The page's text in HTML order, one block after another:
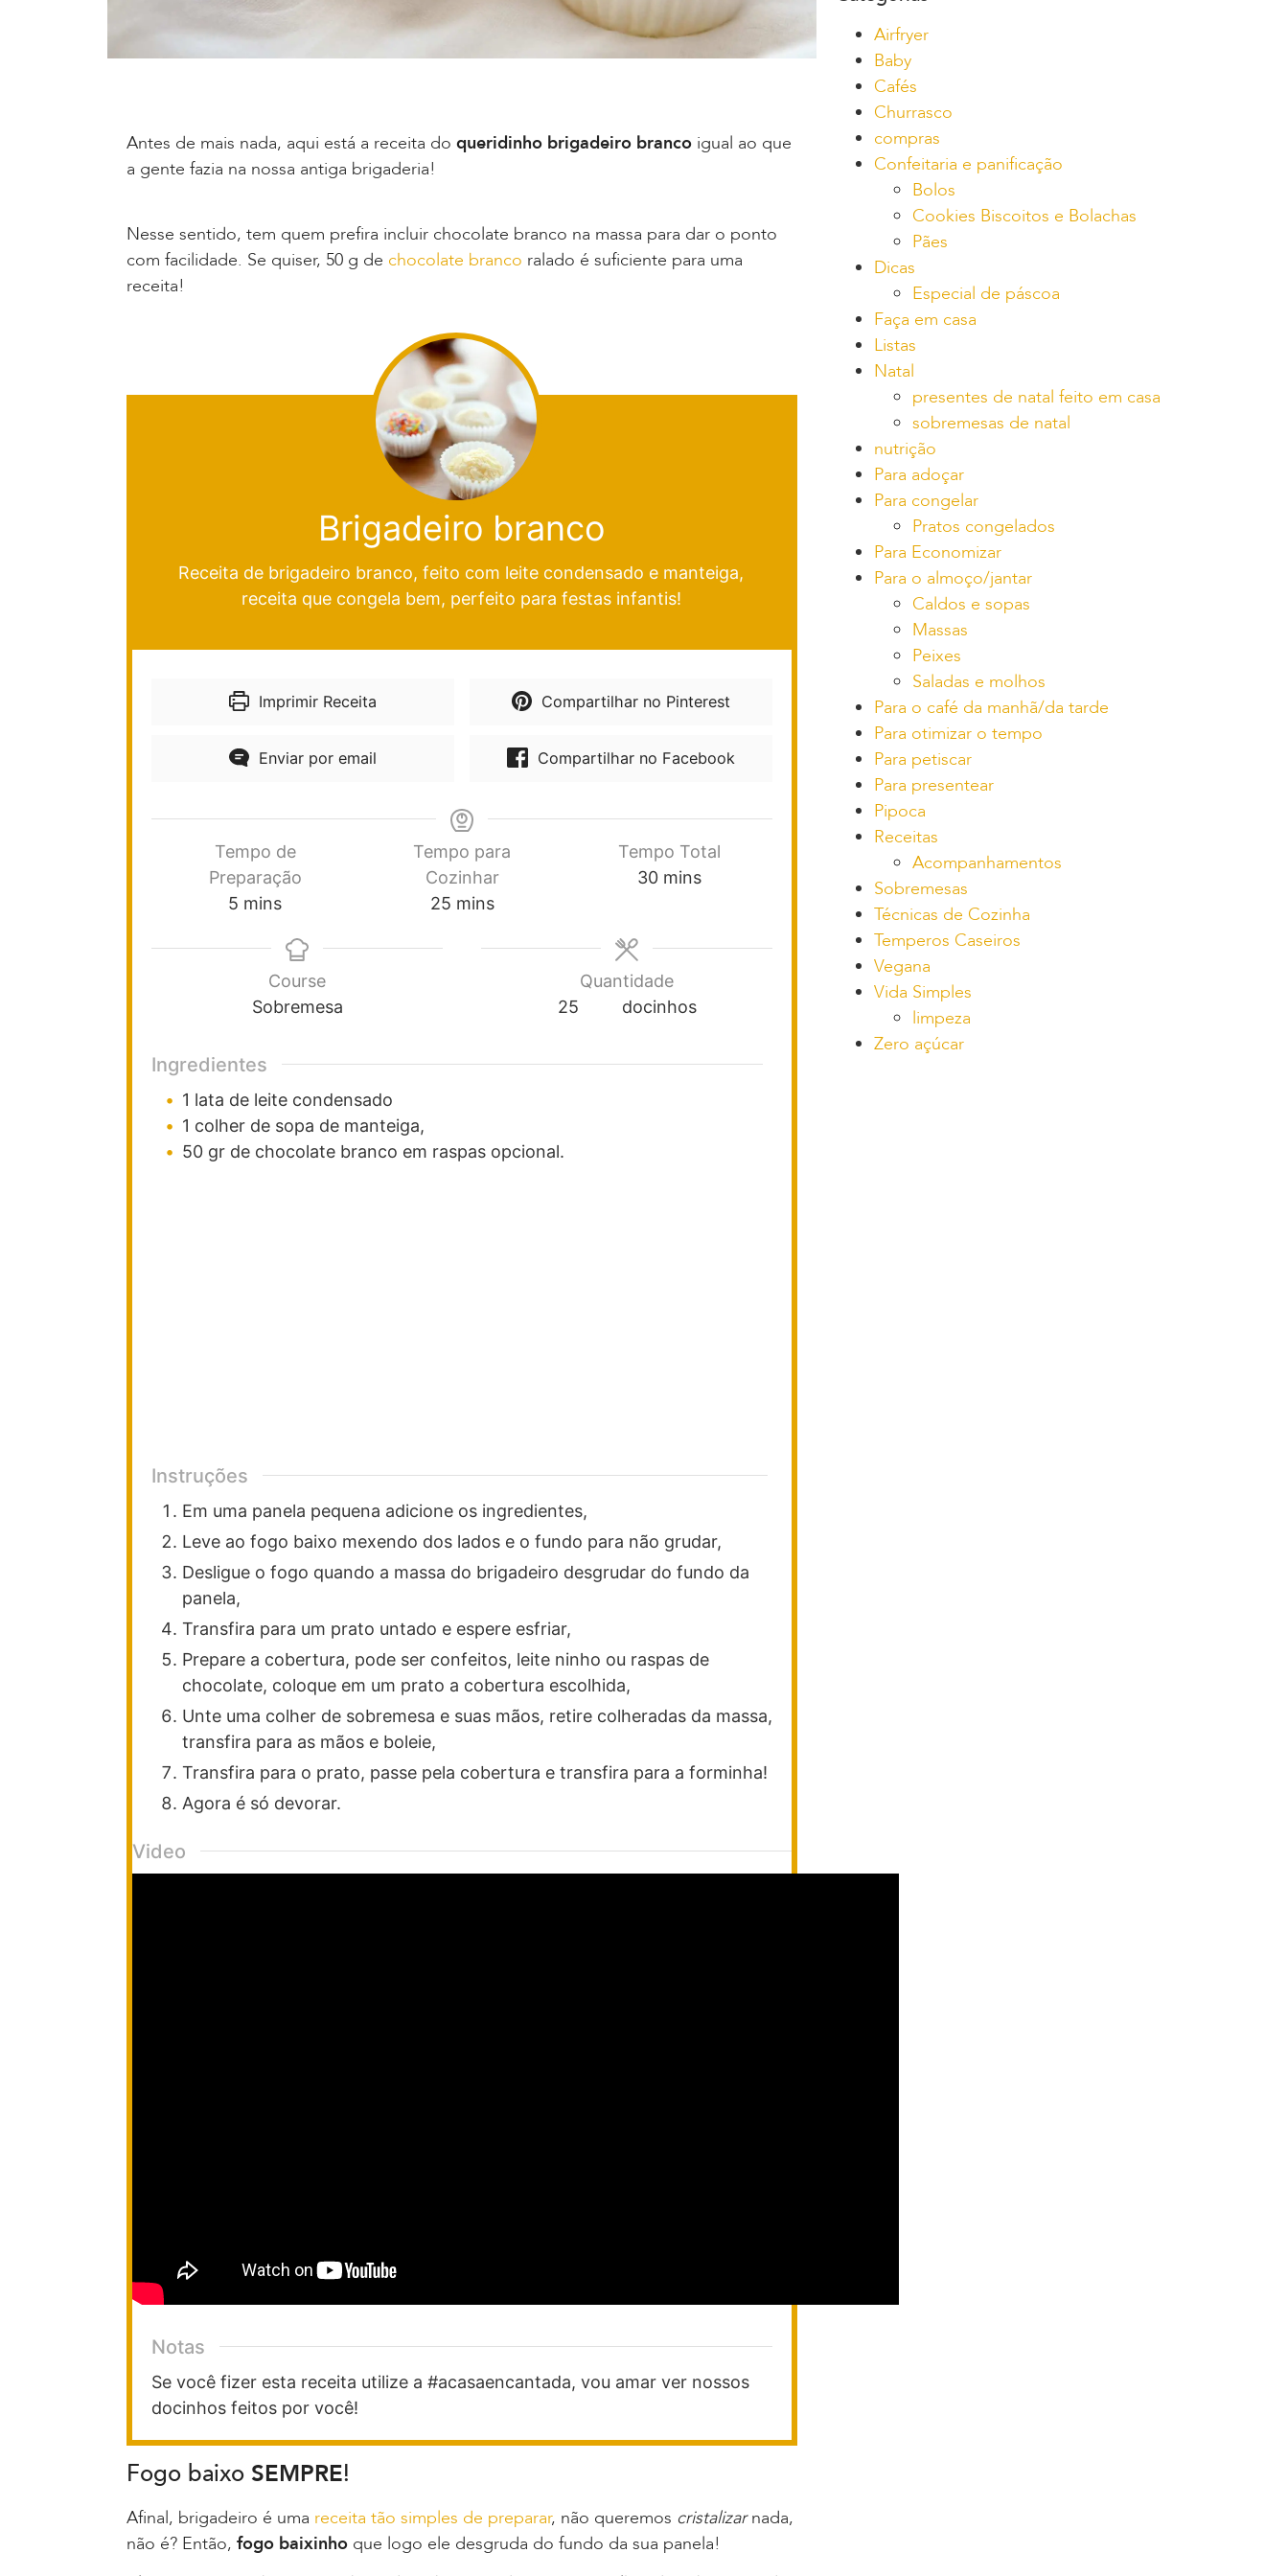
Antes de mais nada, aqui está a receita do queridinho brigadeiro branco igual ao que
a gente fazia na nossa antiga brigaderia!
Nesse sentido, tem quem prefira incluir chocolate branco na massa para dar o ponto
com facilidade. Se quiser, 50 g de chocolate branco ralado é suficiente para uma
receita!
Brigadeiro branco
Receita de brigadeiro branco, feito com leite condensado e manteiga,
receita que congela bem, perfeito para festas infantis!
Imprimir Receita Compartilhar no Pinterest
Enviar por email Compartilhar no Facebook
Tempo de
Preparação
5 mins
Tempo para
Cozinhar
25 mins
Tempo Total
30 mins
Course
Sobremesa
Quantidade
25
docinhos
Ingredientes
1 lata de leite condensado
1 colher de sopa de manteiga,
50 gr de chocolate branco em raspas opcional.
Instruções
Em uma panela pequena adicione os ingredientes,
Leve ao fogo baixo mexendo dos lados e o fundo para não grudar,
Desligue o fogo quando a massa do brigadeiro desgrudar do fundo da
panela,
Transfira para um prato untado e espere esfriar,
Prepare a cobertura, pode ser confeitos, leite ninho ou raspas de
chocolate, coloque em um prato a cobertura escolhida,
Unte uma colher de sobremesa e suas mãos, retire colheradas da massa,
transfira para as mãos e boleie,
Transfira para o prato, passe pela cobertura e transfira para a forminha!
Agora é só devorar.
Video
Notas
Se você fizer esta receita utilize a #acasaencantada, vou amar ver nossos
docinhos feitos por você!
Fogo baixo SEMPRE!
Afinal, brigadeiro é uma receita tão simples de preparar, não queremos cristalizarnada,
não é? Então, fogo baixinho que logo ele desgruda do fundo da sua panela!
Airfryer
Baby
Cafés
Churrasco
compras
Confeitaria e panificação
Bolos
Cookies Biscoitos e Bolachas
Pães
Dicas
Especial de páscoa
Faça em casa
Listas
Natal
presentes de natal feito em casa
sobremesas de natal
nutrição
Para adoçar
Para congelar
Pratos congelados
Para Economizar
Para o almoço/jantar
Caldos e sopas
Massas
Peixes
Saladas e molhos
Para o café da manhã/da tarde
Para otimizar o tempo
Para petiscar
Para presentear
Pipoca
Receitas
Acompanhamentos
Sobremesas
Técnicas de Cozinha
Temperos Caseiros
Vegana
Vida Simples
limpeza
Zero açúcar